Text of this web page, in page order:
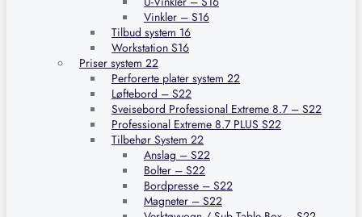
Vinkler – S16
Tilbud system 16
Workstation S16
Priser system 22
Perforerte plater system 22
Løftebord – S22
Sveisebord Professional Extreme 8.7 – S22
Professional Extreme 8.7 PLUS S22
Tilbehør System 22
Anslag – S22
Bolter – S22
Bordpresse – S22
Magneter – S22